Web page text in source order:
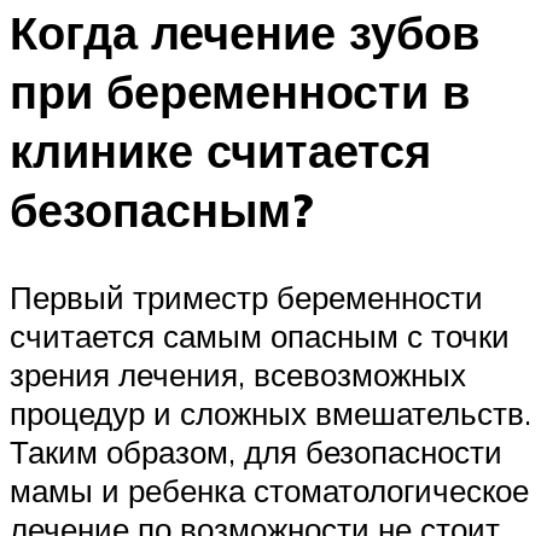
Когда лечение зубов
при беременности в
клинике считается
безопасным?
Первый триместр беременности
считается самым опасным с точки
зрения лечения, всевозможных
процедур и сложных вмешательств.
Таким образом, для безопасности
мамы и ребенка стоматологическое